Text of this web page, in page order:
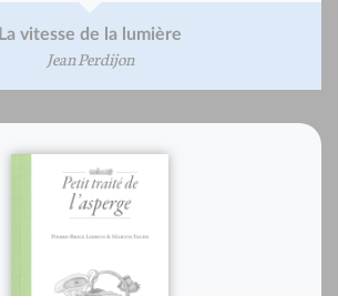
La vitesse de la lumière
Jean Perdijon